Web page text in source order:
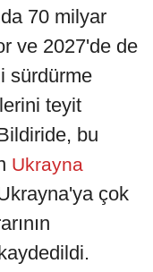
70 milyar
ve 2027'de de
sürdürme
teyit
bu
Ukrayna
çok